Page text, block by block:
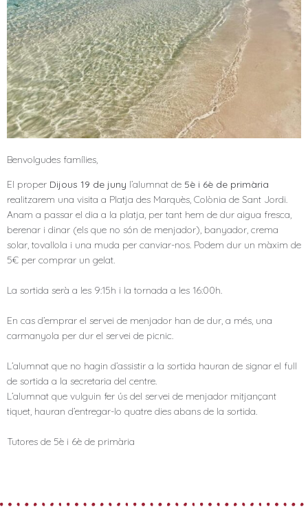
Benvolgudes famílies,
El proper Dijous 19 de juny l’alumnat de 5è i 6è de primària
realitzarem una visita a Platja des Marquès, Colònia de Sant Jordi.
Anam a passar el dia a la platja, per tant hem de dur aigua fresca,
berenar i dinar (els que no són de menjador), banyador, crema
solar, tovallola i una muda per canviar-nos. Podem dur un màxim de
5€ per comprar un gelat.
La sortida serà a les 9:15h i la tornada a les 16:00h.
En cas d’emprar el servei de menjador han de dur, a més, una
carmanyola per dur el servei de picnic.
L’alumnat que no hagin d’assistir a la sortida hauran de signar el full
de sortida a la secretaria del centre.
L’alumnat que vulguin fer ús del servei de menjador mitjançant
tiquet, hauran d’entregar-lo quatre dies abans de la sortida.
Tutores de 5è i 6è de primària